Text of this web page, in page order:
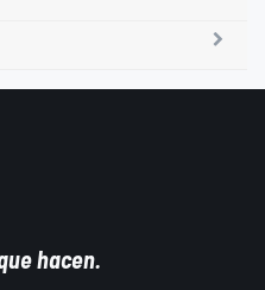
hacen.